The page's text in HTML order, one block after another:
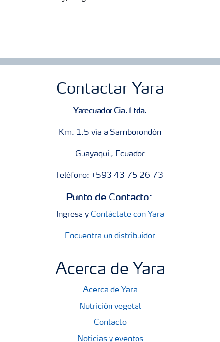
Contactar Yara
Yarecuador Cia. Ltda.
Km. 1.5 vía a Samborondón
Guayaquil, Ecuador
Teléfono: +593 43 75 26 73
Punto de Contacto:
Ingresa y Contáctate con Yara
Encuentra un distribuidor
Acerca de Yara
Acerca de Yara
Nutrición vegetal
Contacto
Noticias y eventos